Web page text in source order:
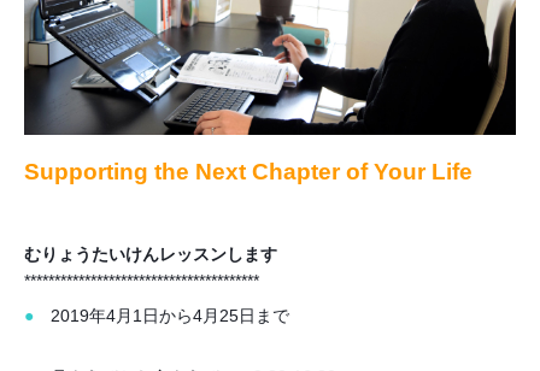
Supporting the Next Chapter of Your Life
むりょうたいけんレッスンします
***************************************
● 2019年4月1日から4月25日まで